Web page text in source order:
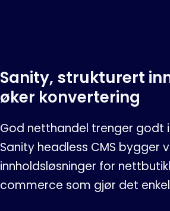
Sanity, strukturert
øker konvertering
God netthandel trenger godt
Sanity headless CMS bygger
innholdsløsninger for
commerce som gjør det